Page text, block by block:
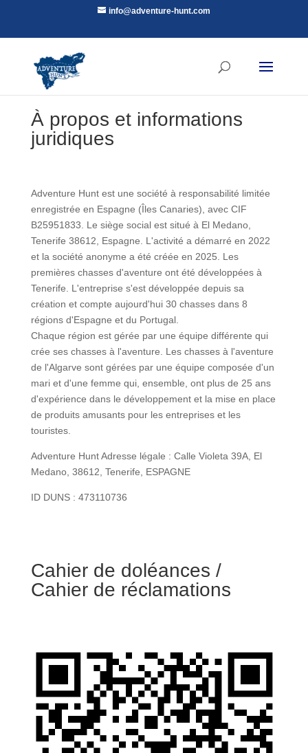
info@adventure-hunt.com
À propos et informations
juridiques
Adventure Hunt est une société à responsabilité limitée
enregistrée en Espagne (Îles Canaries), avec CIF
B25951833. Le siège social est situé à El Medano,
Tenerife 38612, Espagne. L'activité a démarré en 2022
et la société anonyme a été créée en 2025. Les
premières chasses d'aventure ont été développées à
Tenerife. L'entreprise s'est développée depuis sa
création et compte aujourd'hui 30 chasses dans 8
régions d'Espagne et du Portugal.
Chaque région est gérée par une équipe différente qui
crée ses chasses à l'aventure. Les chasses à l'aventure
de l'Algarve sont gérées par une équipe composée d'un
mari et d'une femme qui, ensemble, ont plus de 25 ans
d'expérience dans le développement et la mise en place
de produits amusants pour les entreprises et les
touristes.
Adventure Hunt Adresse légale : Calle Violeta 39A, El
Medano, 38612, Tenerife, ESPAGNE
ID DUNS : 473110736
Cahier de doléances /
Cahier de réclamations